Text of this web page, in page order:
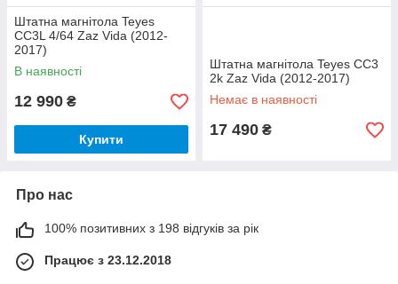
Штатна магнітола Teyes
CC3L 4/64 Zaz Vida (2012-
2017)
В наявності
12 990 ₴
Купити
Штатна магнітола Teyes CC3
2k Zaz Vida (2012-2017)
Немає в наявності
17 490 ₴
Про нас
100% позитивних з 198 відгуків за рік
Працює з 23.12.2018